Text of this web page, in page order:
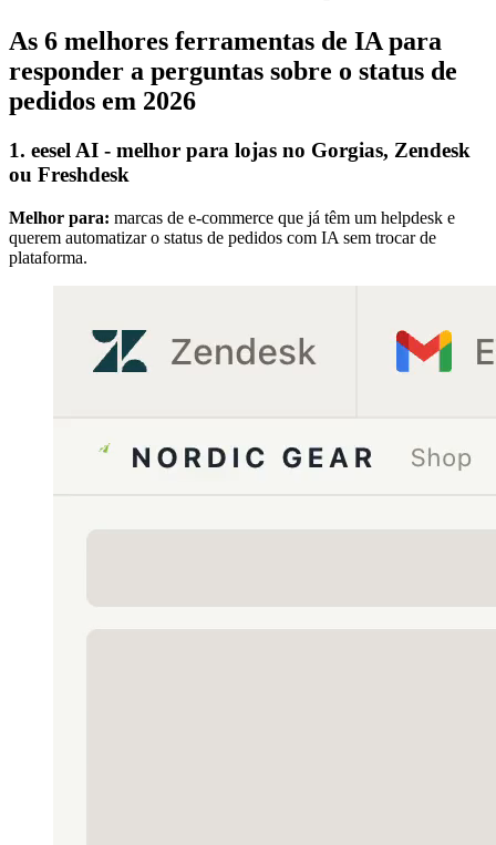
As 6 melhores ferramentas de IA para
responder a perguntas sobre o status de
pedidos em 2026
1. eesel AI - melhor para lojas no Gorgias, Zendesk
ou Freshdesk
Melhor para: marcas de e-commerce que já têm um helpdesk e
querem automatizar o status de pedidos com IA sem trocar de
plataforma.